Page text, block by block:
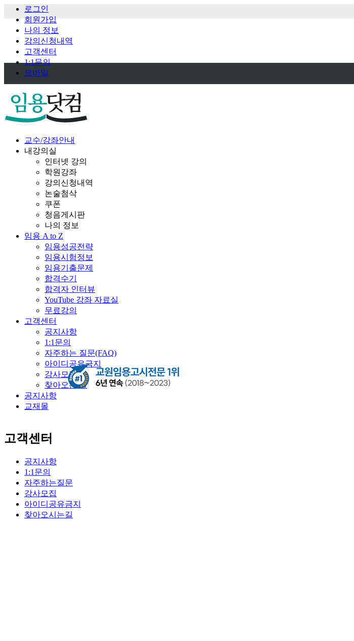
로그인
회원가입
나의 정보
강의신청내역
고객센터
1:1문의
모바일
교수/강좌안내
내강의실
인터넷 강의
학원강좌
강의신청내역
논술첨삭
쿠폰
청음게시판
나의 정보
임용 A to Z
임용성공전략
임용시험정보
임용기출문제
합격수기
합격자 인터뷰
YouTube 강좌 자료실
무료강의
고객센터
공지사항
1:1문의
자주하는 질문(FAQ)
아이디공유금지
강사모집
찾아오는 길
공지사항
교재몰
고객센터
공지사항
1:1문의
자주하는질문
강사모집
아이디공유금지
찾아오시는길